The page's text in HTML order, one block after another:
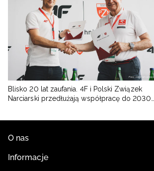
Blisko 20 lat zaufania. 4F i Polski Związek
Narciarski przedłużają współpracę do 2030
O nas
Informacje